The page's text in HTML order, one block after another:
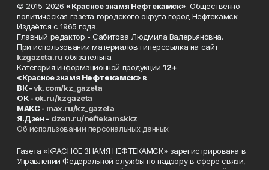
© 2015-2026 «Красное знамя Нефтекамск». Общественно-
политическая газета городского округа город Нефтекамск.
Издаётся с 1965 года.
Главный редактор - Сабитова Людмила Валерьяновна.
При использовании материалов гиперссылка на сайт
kzgazeta.ru обязательна.
Категория информационной продукции 12+
«Красное знамя Нефтекамск» в
ВК -vk.com/kz_gazeta
ОК - ok.ru/kzgazeta
MAKC - max.ru/kz_gazeta
Я.Дзен - dzen.ru/neftekamskkz
Об использовании персональных данных
Газета «КРАСНОЕ ЗНАМЯ НЕФТЕКАМСК» зарегистрирована в
Управлении Федеральной службы по надзору в сфере связи,